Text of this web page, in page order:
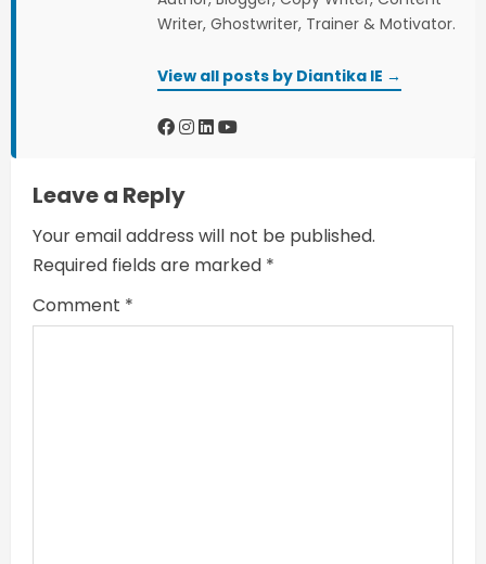
d
i
n
Writer, Ghostwriter, Trainer & Motivator.
View all posts by Diantika IE →
Leave a Reply
Your email address will not be published.
Required fields are marked *
Comment *